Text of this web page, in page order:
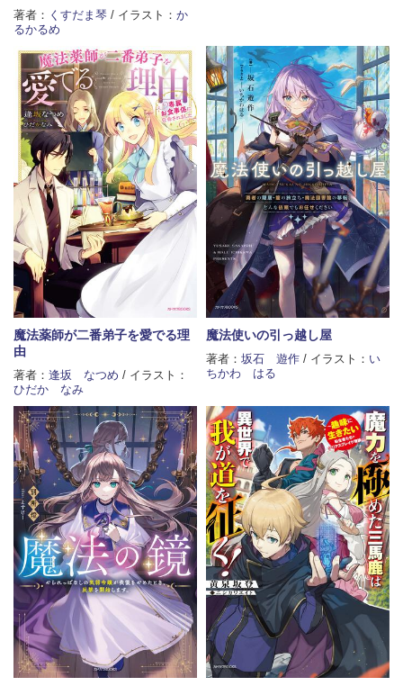
著者： くすだま琴 / イラスト： か
るかるめ
魔法薬師が二番弟子を愛でる理
由
著者： 逢坂 なつめ / イラスト：
ひだか なみ
魔法使いの引っ越し屋
著者： 坂石 遊作 / イラスト： い
ちかわ はる